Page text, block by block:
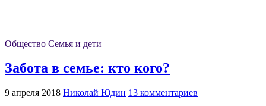
Общество Семья и дети
Забота в семье: кто кого?
9 апреля 2018 Николай Юдин 13 комментариев